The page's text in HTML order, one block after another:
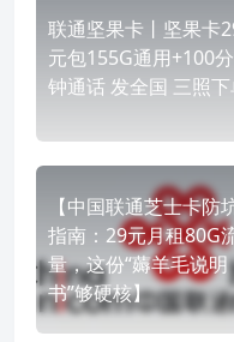
联通坚果卡丨坚果卡
元包155G通用+100分
钟通话 发全国 三照下
【中国联通芝士卡防
指南：29元月租80G
量，这份“薅羊毛说明
书”够硬核】